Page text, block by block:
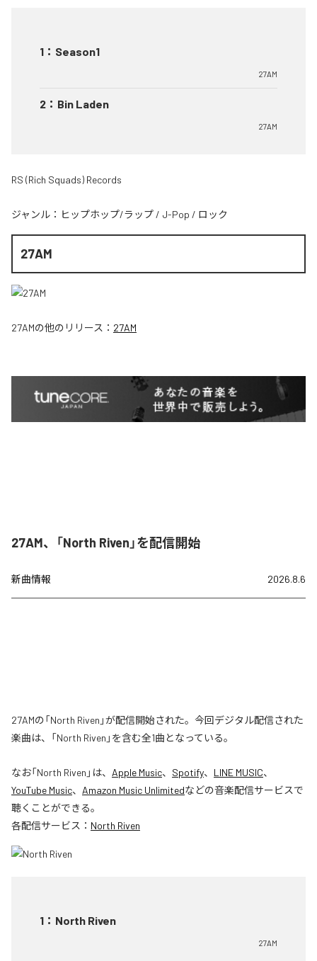
1 ： Season1
27AM
2 ： Bin Laden
27AM
RS (Rich Squads) Records
ジャンル： ヒップホップ/ラップ / J-Pop / ロック
27AM
27AMの他のリリース： 27AM
27AM、「North Riven」を配信開始
新曲情報 2026.8.6
27AMの「North Riven」が配信開始された。今回デジタル配信された
楽曲は、「North Riven」を含む全1曲となっている。
なお「North Riven 」は、 Apple Music、 Spotify、 LINE MUSIC、
YouTube Music、 Amazon Music Unlimitedなどの音楽配信サービスで
聴くことができる。
各配信サービス： North Riven
1 ： North Riven
27AM